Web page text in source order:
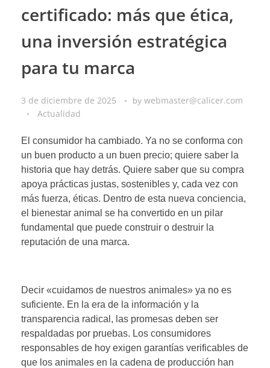
certificado: más que ética,
una inversión estratégica
para tu marca
3 de diciembre de 2025 by webmaster@calicer.com
Actualidad
El consumidor ha cambiado. Ya no se conforma con
un buen producto a un buen precio; quiere saber la
historia que hay detrás. Quiere saber que su compra
apoya prácticas justas, sostenibles y, cada vez con
más fuerza, éticas. Dentro de esta nueva conciencia,
el bienestar animal se ha convertido en un pilar
fundamental que puede construir o destruir la
reputación de una marca.
Decir «cuidamos de nuestros animales» ya no es
suficiente. En la era de la información y la
transparencia radical, las promesas deben ser
respaldadas por pruebas. Los consumidores
responsables de hoy exigen garantías verificables de
que los animales en la cadena de producción han